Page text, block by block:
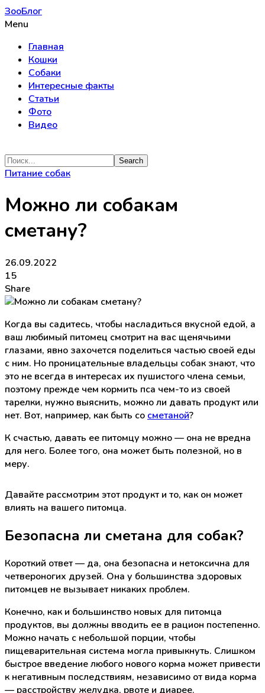
ЗооБлог
Menu
Главная
Кошки
Собаки
Интересные факты
Статьи
Фото
Видео
Питание собак
Можно ли собакам
сметану?
26.09.2022
15
Share
Когда вы садитесь, чтобы насладиться вкусной едой, а
ваш любимый питомец смотрит на вас щенячьими
глазами, явно захочется поделиться частью своей еды
с ним. Но проницательные владельцы собак знают, что
это не всегда в интересах их пушистого члена семьи,
поэтому прежде чем кормить пса чем-то из своей
тарелки, нужно выяснить, можно ли давать продукт или
нет. Вот, например, как быть со сметаной?
К счастью, давать ее питомцу можно — она не вредна
для него. Более того, она может быть полезной, но в
меру.
Давайте рассмотрим этот продукт и то, как он может
влиять на вашего питомца.
Безопасна ли сметана для собак?
Короткий ответ — да, она безопасна и нетоксична для
четвероногих друзей. Она у большинства здоровых
питомцев не вызывает никаких проблем.
Конечно, как и большинство новых для питомца
продуктов, вы должны вводить ее в рацион постепенно.
Можно начать с небольшой порции, чтобы
пищеварительная система могла привыкнуть. Слишком
быстрое введение любого нового корма может привести
к негативным последствиям, независимо от вида корма
— расстройству желудка, рвоте и диарее.